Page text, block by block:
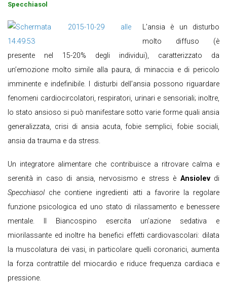
Specchiasol
L’ansia è un disturbo
molto diffuso (è
presente nel 15-20% degli individui), caratterizzato da
un’emozione molto simile alla paura, di minaccia e di pericolo
imminente e indefinibile. I disturbi dell’ansia possono riguardare
fenomeni cardiocircolatori, respiratori, urinari e sensoriali; inoltre,
lo stato ansioso si può manifestare sotto varie forme quali ansia
generalizzata, crisi di ansia acuta, fobie semplici, fobie sociali,
ansia da trauma e da stress.
Un integratore alimentare che contribuisce a ritrovare calma e
serenità in caso di ansia, nervosismo e stress è Ansiolev di
Specchiasol che contiene ingredienti atti a favorire la regolare
funzione psicologica ed uno stato di rilassamento e benessere
mentale. Il Biancospino esercita un’azione sedativa e
miorilassante ed inoltre ha benefici effetti cardiovascolari: dilata
la muscolatura dei vasi, in particolare quelli coronarici, aumenta
la forza contrattile del miocardio e riduce frequenza cardiaca e
pressione.